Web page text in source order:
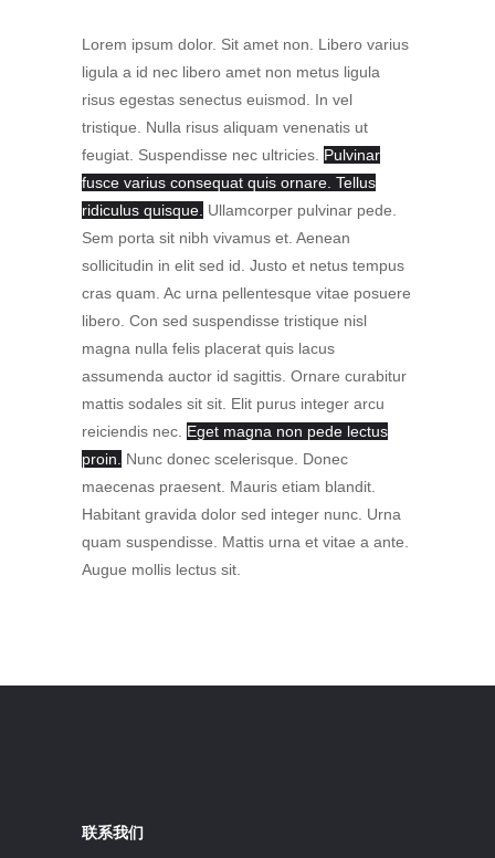
Lorem ipsum dolor. Sit amet non. Libero varius
ligula a id nec libero amet non metus ligula
risus egestas senectus euismod. In vel
tristique. Nulla risus aliquam venenatis ut
feugiat. Suspendisse nec ultricies. Pulvinar
fusce varius consequat quis ornare. Tellus
ridiculus quisque. Ullamcorper pulvinar pede.
Sem porta sit nibh vivamus et. Aenean
sollicitudin in elit sed id. Justo et netus tempus
cras quam. Ac urna pellentesque vitae posuere
libero. Con sed suspendisse tristique nisl
magna nulla felis placerat quis lacus
assumenda auctor id sagittis. Ornare curabitur
mattis sodales sit sit. Elit purus integer arcu
reiciendis nec. Eget magna non pede lectus
proin.
Nunc donec scelerisque. Donec
maecenas praesent. Mauris etiam blandit.
Habitant gravida dolor sed integer nunc. Urna
quam suspendisse. Mattis urna et vitae a ante.
Augue mollis lectus sit.
联系我们